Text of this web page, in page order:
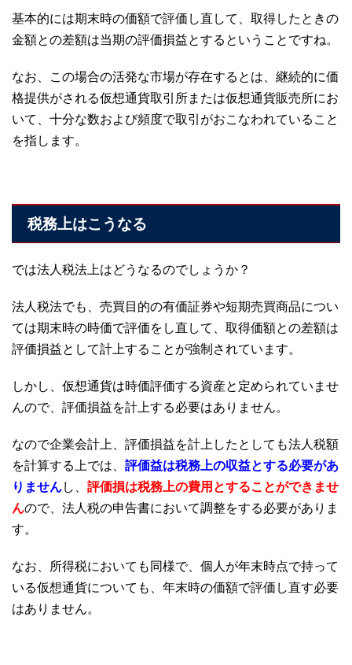
基本的には期末時の価額で評価し直して、取得したときの
金額との差額は当期の評価損益とするということですね。
なお、この場合の活発な市場が存在するとは、継続的に価
格提供がされる仮想通貨取引所または仮想通貨販売所にお
いて、十分な数および頻度で取引がおこなわれていること
を指します。
税務上はこうなる
では法人税法上はどうなるのでしょうか？
法人税法でも、売買目的の有価証券や短期売買商品につい
ては期末時の時価で評価をし直して、取得価額との差額は
評価損益として計上することが強制されています。
しかし、仮想通貨は時価評価する資産と定められていませ
んので、評価損益を計上する必要はありません。
なので企業会計上、評価損益を計上したとしても法人税額
を計算する上では、 評価益は税務上の収益とする必要があ
りませんし、 評価損は税務上の費用とすることができませ
んので、法人税の申告書において調整をする必要がありま
す。
なお、所得税においても同様で、個人が年末時点で持って
いる仮想通貨についても、年末時の価額で評価し直す必要
はありません。